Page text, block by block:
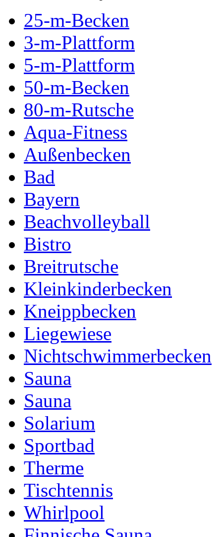
25-m-Becken
3-m-Plattform
5-m-Plattform
50-m-Becken
80-m-Rutsche
Aqua-Fitness
Außenbecken
Bad
Bayern
Beachvolleyball
Bistro
Breitrutsche
Kleinkinderbecken
Kneippbecken
Liegewiese
Nichtschwimmerbecken
Sauna
Sauna
Solarium
Sportbad
Therme
Tischtennis
Whirlpool